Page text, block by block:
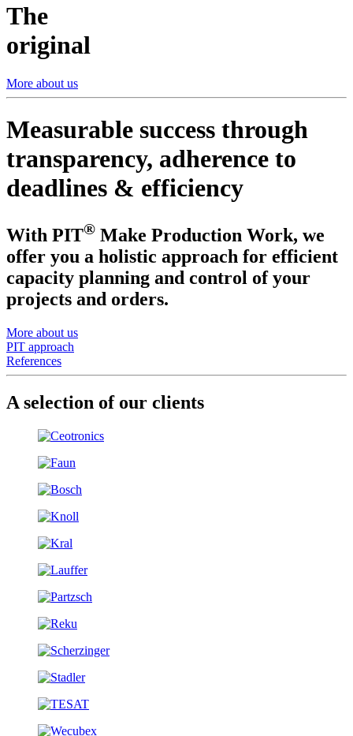
The
original
More about us
Measurable success through
transparency, adherence to
deadlines & efficiency
With PIT® Make Production Work, we
offer you a holistic approach for efficient
capacity planning and control of your
projects and orders.
More about us
PIT approach
References
A selection of our clients